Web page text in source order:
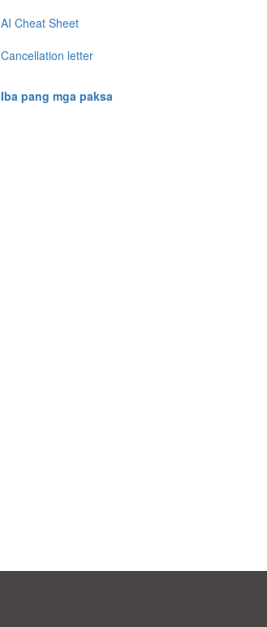
AI Cheat Sheet
Cancellation letter
Iba pang mga paksa